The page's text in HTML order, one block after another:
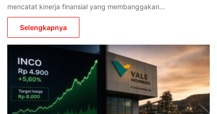
mencatat kinerja finansial yang membanggakan…
Selengkapnya